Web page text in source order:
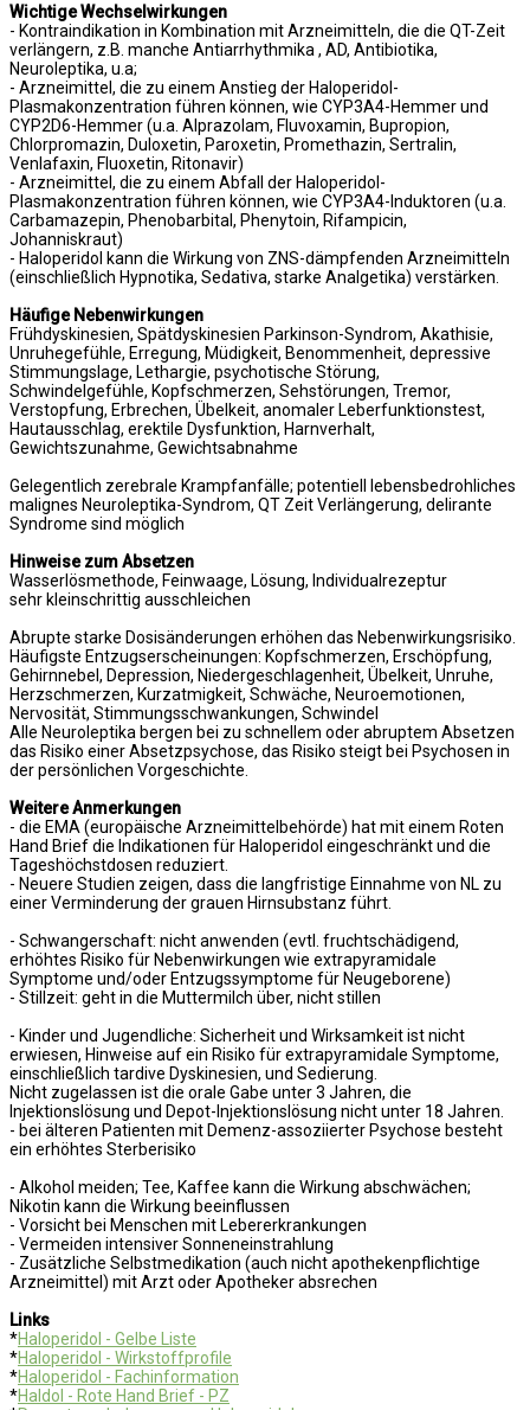
Wichtige Wechselwirkungen
- Kontraindikation in Kombination mit Arzneimitteln, die die QT-Zeit
verlängern, z.B. manche Antiarrhythmika , AD, Antibiotika,
Neuroleptika, u.a;
- Arzneimittel, die zu einem Anstieg der Haloperidol-
Plasmakonzentration führen können, wie CYP3A4-Hemmer und
CYP2D6-Hemmer (u.a. Alprazolam, Fluvoxamin, Bupropion,
Chlorpromazin, Duloxetin, Paroxetin, Promethazin, Sertralin,
Venlafaxin, Fluoxetin, Ritonavir)
- Arzneimittel, die zu einem Abfall der Haloperidol-
Plasmakonzentration führen können, wie CYP3A4-Induktoren (u.a.
Carbamazepin, Phenobarbital, Phenytoin, Rifampicin,
Johanniskraut)
- Haloperidol kann die Wirkung von ZNS-dämpfenden Arzneimitteln
(einschließlich Hypnotika, Sedativa, starke Analgetika) verstärken.
Häufige Nebenwirkungen
Frühdyskinesien, Spätdyskinesien Parkinson-Syndrom, Akathisie,
Unruhegefühle, Erregung, Müdigkeit, Benommenheit, depressive
Stimmungslage, Lethargie, psychotische Störung,
Schwindelgefühle, Kopfschmerzen, Sehstörungen, Tremor,
Verstopfung, Erbrechen, Übelkeit, anomaler Leberfunktionstest,
Hautausschlag, erektile Dysfunktion, Harnverhalt,
Gewichtszunahme, Gewichtsabnahme
Gelegentlich zerebrale Krampfanfälle; potentiell lebensbedrohliches
malignes Neuroleptika-Syndrom, QT Zeit Verlängerung, delirante
Syndrome sind möglich
Hinweise zum Absetzen
Wasserlösmethode, Feinwaage, Lösung, Individualrezeptur
sehr kleinschrittig ausschleichen
Abrupte starke Dosisänderungen erhöhen das Nebenwirkungsrisiko.
Häufigste Entzugserscheinungen: Kopfschmerzen, Erschöpfung,
Gehirnnebel, Depression, Niedergeschlagenheit, Übelkeit, Unruhe,
Herzschmerzen, Kurzatmigkeit, Schwäche, Neuroemotionen,
Nervosität, Stimmungsschwankungen, Schwindel
Alle Neuroleptika bergen bei zu schnellem oder abruptem Absetzen
das Risiko einer Absetzpsychose, das Risiko steigt bei Psychosen in
der persönlichen Vorgeschichte.
Weitere Anmerkungen
- die EMA (europäische Arzneimittelbehörde) hat mit einem Roten
Hand Brief die Indikationen für Haloperidol eingeschränkt und die
Tageshöchstdosen reduziert.
- Neuere Studien zeigen, dass die langfristige Einnahme von NL zu
einer Verminderung der grauen Hirnsubstanz führt.
- Schwangerschaft: nicht anwenden (evtl. fruchtschädigend,
erhöhtes Risiko für Nebenwirkungen wie extrapyramidale
Symptome und/oder Entzugssymptome für Neugeborene)
- Stillzeit: geht in die Muttermilch über, nicht stillen
- Kinder und Jugendliche: Sicherheit und Wirksamkeit ist nicht
erwiesen, Hinweise auf ein Risiko für extrapyramidale Symptome,
einschließlich tardive Dyskinesien, und Sedierung.
Nicht zugelassen ist die orale Gabe unter 3 Jahren, die
Injektionslösung und Depot-Injektionslösung nicht unter 18 Jahren.
- bei älteren Patienten mit Demenz-assoziierter Psychose besteht
ein erhöhtes Sterberisiko
- Alkohol meiden; Tee, Kaffee kann die Wirkung abschwächen;
Nikotin kann die Wirkung beeinflussen
- Vorsicht bei Menschen mit Lebererkrankungen
- Vermeiden intensiver Sonneneinstrahlung
- Zusätzliche Selbstmedikation (auch nicht apothekenpflichtige
Arzneimittel) mit Arzt oder Apotheker absrechen
Links
*Haloperidol - Gelbe Liste
*Haloperidol - Wirkstoffprofile
*Haloperidol - Fachinformation
*Haldol - Rote Hand Brief - PZ